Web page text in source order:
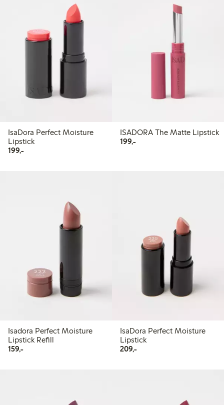
IsaDora Perfect Moisture
Lipstick
199,-199,00 kr
ISADORA The Matte Lipstick
199,-199,00 kr
Isadora Perfect Moisture
Lipstick Refill
159,-159,00 kr
IsaDora Perfect Moisture
Lipstick
209,-209,00 kr